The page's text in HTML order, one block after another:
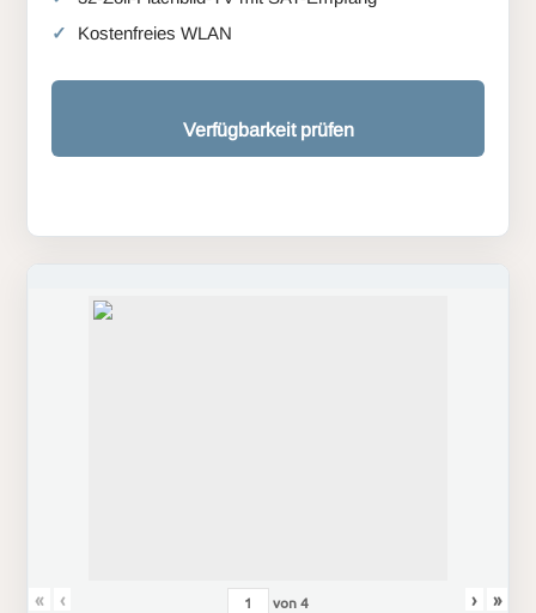
Kostenfreies WLAN
Verfügbarkeit prüfen
« ‹ von4 › »